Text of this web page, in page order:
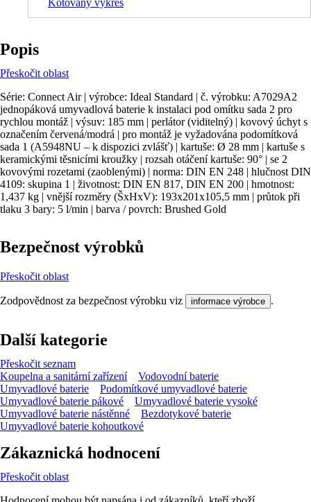
Kótovaný výkres
Popis
Přeskočit oblast
Série: Connect Air | výrobce: Ideal Standard | č. výrobku: A7029A2
jednopáková umyvadlová baterie k instalaci pod omítku sada 2 pro
rychlou montáž | výsuv: 185 mm | perlátor (viditelný) | kovový úchyt s
označením červená/modrá | pro montáž je vyžadována podomítková
sada 1 (A5948NU – k dispozici zvlášť) | kartuše: Ø 28 mm | kartuše s
keramickými těsnicími kroužky | rozsah otáčení kartuše: 90° | se 2
kovovými rozetami (zaoblenými) | norma: DIN EN 248 | hlučnost DIN
4109: skupina 1 | životnost: DIN EN 817, DIN EN 200 | hmotnost:
1,437 kg | vnější rozměry (ŠxHxV): 193x201x105,5 mm | průtok při
tlaku 3 bary: 5 l/min | barva / povrch: Brushed Gold
Bezpečnost výrobků
Přeskočit oblast
Zodpovědnost za bezpečnost výrobku viz informace výrobce .
Další kategorie
Přeskočit seznam
Koupelna a sanitární zařízení
Vodovodní baterie
Umyvadlové baterie
Podomítkové umyvadlové baterie
Umyvadlové baterie pákové
Umyvadlové baterie vysoké
Umyvadlové baterie nástěnné
Bezdotykové baterie
Umyvadlové baterie kohoutkové
Zákaznická hodnocení
Přeskočit oblast